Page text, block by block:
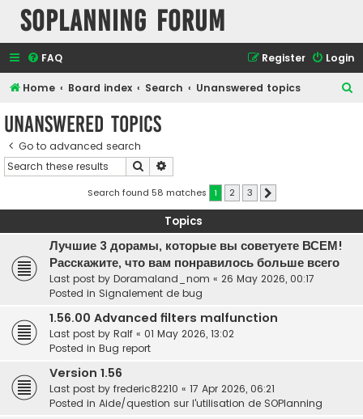
SOPlanning Forum
FAQ Login
Register
Home Board index Search Unanswered topics
Unanswered topics
Go to advanced search
Search
Search found 58 matches 1 2 3
Topics
Лучшие 3 дорамы, которые вы советуете ВСЕМ!
Расскажите, что вам понравилось больше всего
Last post by Doramaland_nom « 26 May 2026, 00:17
Posted in Signalement de bug
1.56.00 Advanced filters malfunction
Last post by Ralf « 01 May 2026, 13:02
Posted in Bug report
Version 1.56
Last post by frederic82210 « 17 Apr 2026, 06:21
Posted in Aide/question sur l'utilisation de SOPlanning